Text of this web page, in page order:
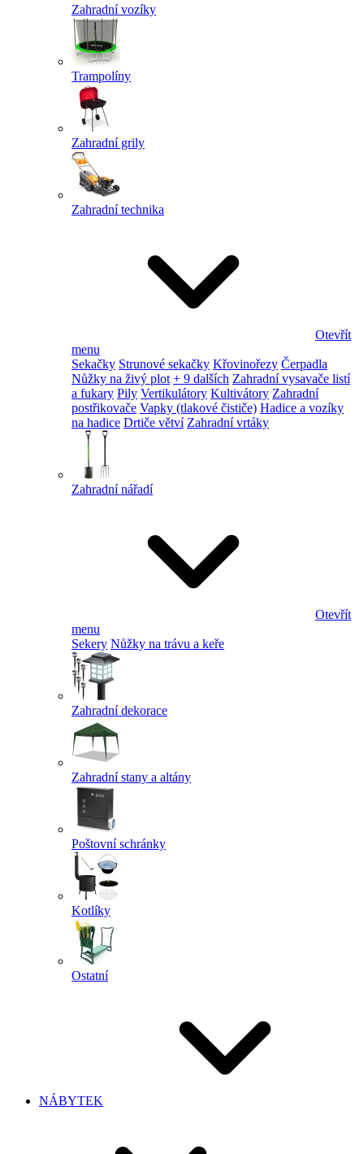
Zahradní vozíky
Trampolíny
Zahradní grily
Zahradní technika
Otevřít
menu
Sekačky Strunové sekačky Křovinořezy Čerpadla
Nůžky na živý plot + 9 dalších Zahradní vysavače listí
a fukary Pily Vertikulátory Kultivátory Zahradní
postřikovače Vapky (tlakové čističe) Hadice a vozíky
na hadice Drtiče větví Zahradní vrtáky
Zahradní nářadí
Otevřít
menu
Sekery Nůžky na trávu a keře
Zahradní dekorace
Zahradní stany a altány
Poštovní schránky
Kotlíky
Ostatní
NÁBYTEK